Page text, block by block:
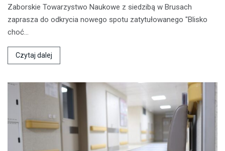
Zaborskie Towarzystwo Naukowe z siedzibą w Brusach
zaprasza do odkrycia nowego spotu zatytułowanego "Blisko
choć…
Czytaj dalej